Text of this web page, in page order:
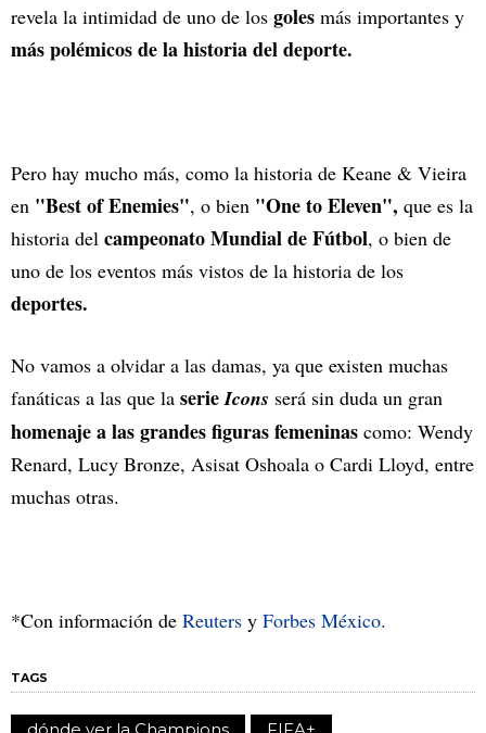
revela la intimidad de uno de los goles más importantes y
más polémicos de la historia del deporte.
Pero hay mucho más, como la historia de Keane & Vieira
en "Best of Enemies", o bien "One to Eleven", que es la
historia del campeonato Mundial de Fútbol, o bien de
uno de los eventos más vistos de la historia de los
deportes.
No vamos a olvidar a las damas, ya que existen muchas
fanáticas a las que la serieIcons será sin duda un gran
homenaje a las grandes figuras femeninas como: Wendy
Renard, Lucy Bronze, Asisat Oshoala o Cardi Lloyd, entre
muchas otras.
*Con información de Reuters y Forbes México.
TAGS